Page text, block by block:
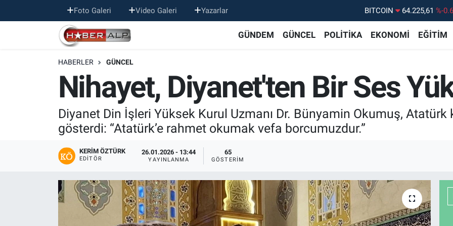
Foto Galeri Video Galeri Yazarlar
DOLAR
47,7143
EURO
55,0317 %-
BİST100
13.799
GÜNDEM GÜNCEL POLİTİKA EKONOMİ EĞİTİM
HABERLER GÜNCEL
Nihayet, Diyanet'ten Bir Ses
Diyanet Din İşleri Yüksek Kurul Uzmanı Dr. Bünyamin Okumuş, Atatürk
gösterdi: “Atatürk’e rahmet okumak vefa borcumuzdur.”
KERIM ÖZTÜRK
EDITÖR
26.01.2026 - 13:44
YAYINLANMA
65
GÖSTERIM
Nöbetçi Eczaneler
Hava Durumu
Trafik Durumu
Süper Lig Puan Durumu ve Fikstür
Son Dakika Haberleri
Haber Arşivi